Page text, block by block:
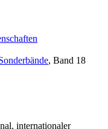
, Band 18
internationaler